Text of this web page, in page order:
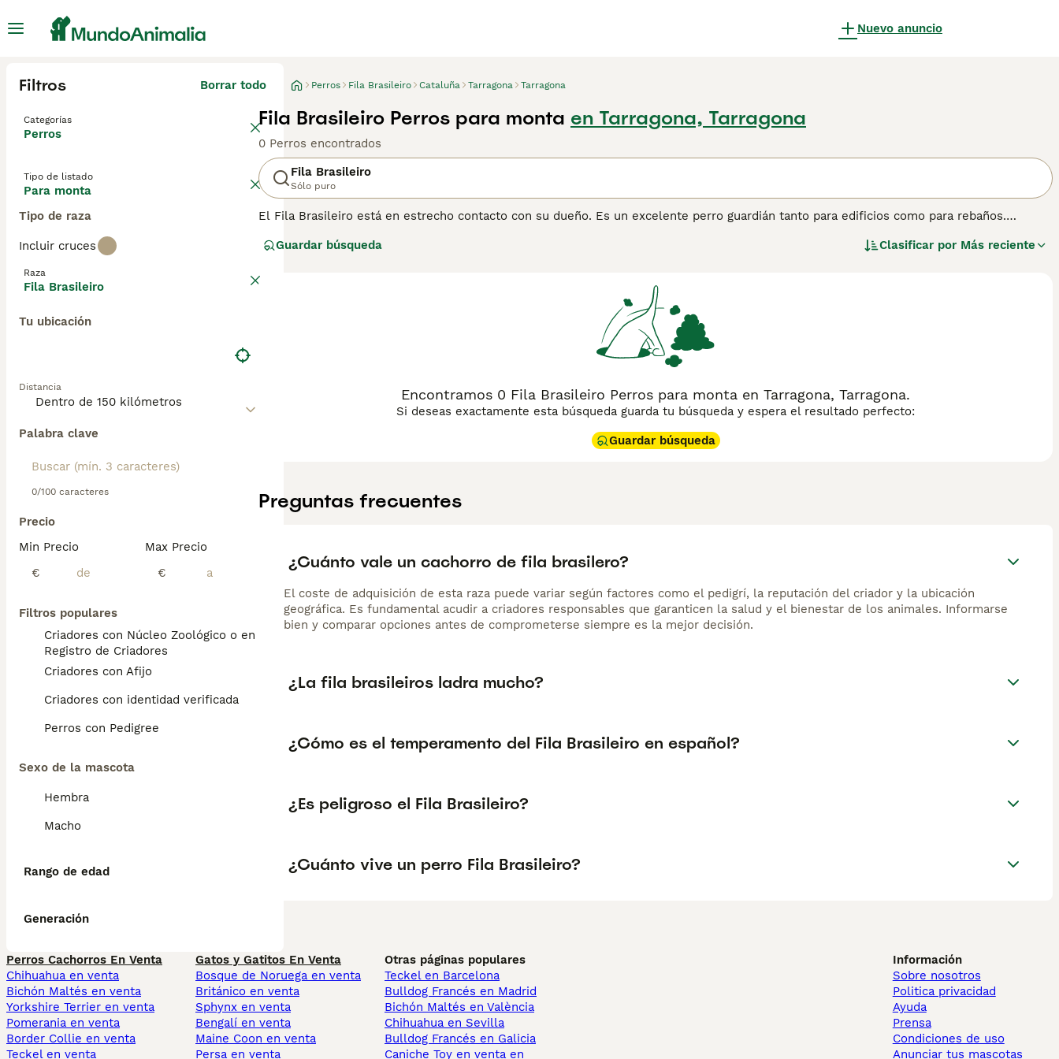
Nuevo anuncio
Filtros Borrar todo
Categorías
Perros
Tipo de listado
Para monta
Tipo de raza
Incluir cruces
Raza
Fila Brasileiro
Tu ubicación
Distancia
Palabra clave
0/100 caracteres
Precio
Min Precio
€
Max Precio
€
Filtros populares
Criadores con Núcleo Zoológico o en el
Registro de Criadores
Criadores con Afijo
Criadores con identidad verificada
Perros con Pedigree
Sexo de la mascota
Hembra
Macho
Rango de edad
Generación
Perros Fila Brasileiro Cataluña Tarragona Tarragona
Fila Brasileiro Perros para monta en Tarragona, Tarragona
0 Perros encontrados
Fila Brasileiro
Sólo puro
El Fila Brasileiro está en estrecho contacto con su dueño. Es un excelente perro guardián tanto para edificios como para rebaños.
obedecen bien. No les gustan mucho los extraños, lo que pueden expresar siendo agresivos o evasivos. Además, tienen un gran instinto
no es adecuado para un dueño inexperto o principiante.
Guardar búsqueda Clasificar por Más reciente
Encontramos 0 Fila Brasileiro Perros para monta en Tarragona, Tarragona.
Si deseas exactamente esta búsqueda guarda tu búsqueda y espera el resultado perfecto:
Guardar búsqueda
Preguntas frecuentes
¿Cuánto vale un cachorro de fila brasilero?
El coste de adquisición de esta raza puede variar según factores como el pedigrí, la reputación del criador y la ubicación
geográfica. Es fundamental acudir a criadores responsables que garanticen la salud y el bienestar de los animales. Informarse
bien y comparar opciones antes de comprometerse siempre es la mejor decisión.
¿La fila brasileiros ladra mucho?
¿Cómo es el temperamento del Fila Brasileiro en español?
¿Es peligroso el Fila Brasileiro?
¿Cuánto vive un perro Fila Brasileiro?
Perros Cachorros En Venta
Chihuahua en venta
Bichón Maltés en venta
Yorkshire Terrier en venta
Pomerania en venta
Border Collie en venta
Teckel en venta
Gatos y Gatitos En Venta
Bosque de Noruega en venta
Británico en venta
Sphynx en venta
Bengalí en venta
Maine Coon en venta
Persa en venta
Otras páginas populares
Teckel en Barcelona
Bulldog Francés en Madrid
Bichón Maltés en València
Chihuahua en Sevilla
Bulldog Francés en Galicia
Caniche Toy en venta en
Información
Sobre nosotros
Politica privacidad
Ayuda
Prensa
Condiciones de uso
Anunciar tus mascotas